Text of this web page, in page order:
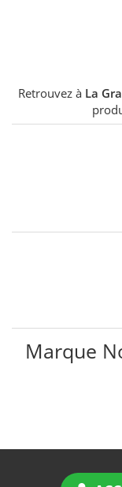
Retrouvez à La
Marque